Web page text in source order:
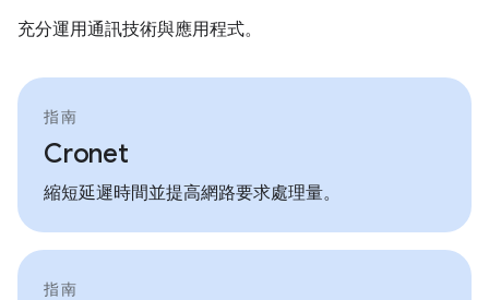
充分運用通訊技術與應用程式。
指南
Cronet
縮短延遲時間並提高網路要求處理量。
指南